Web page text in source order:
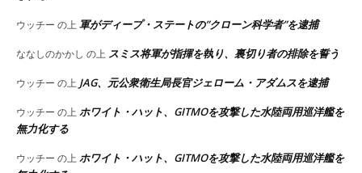
ウッチー の上 軍がディープ・ステートの”クローン科学者”を逮捕
ななしのかかし の上 スミス将軍が指揮を執り、裏切り者の排除を誓う
ウッチー の上 JAG、元公衆衛生局長官ジェローム・アダムスを逮捕
ウッチー の上 ホワイト・ハット、GITMOを攻撃した水陸両用巡洋艦を
無力化する
ウッチー の上 ホワイト・ハット、GITMOを攻撃した水陸両用巡洋艦を